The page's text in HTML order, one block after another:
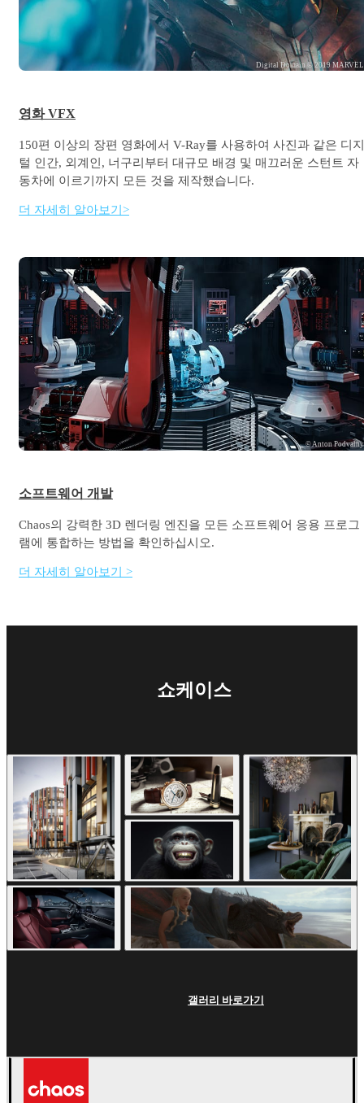
Digital Domain © 2019 MARVEL
영화 VFX
150편 이상의 장편 영화에서 V-Ray를 사용하여 사진과 같은 디지
털 인간, 외계인, 너구리부터 대규모 배경 및 매끄러운 스턴트 자
동차에 이르기까지 모든 것을 제작했습니다.
더 자세히 알아보기>
© Anton Podvalny
소프트웨어 개발
Chaos의 강력한 3D 렌더링 엔진을 모든 소프트웨어 응용 프로그
램에 통합하는 방법을 확인하십시오.
더 자세히 알아보기 >
쇼케이스
갤러리 바로가기